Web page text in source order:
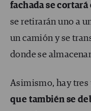
fachada se cortará
se retirarán uno a
un camión y se
donde se
Asimismo, hay
que también se